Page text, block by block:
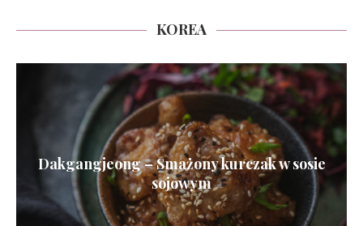
KOREA
Dakgangjeong – Smażony kurczak w sosie
sojowym